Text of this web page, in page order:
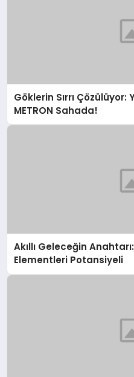
Göklerin Sırrı
METRON Sahada!
Akıllı Geleceğin
Elementleri Potansiyeli